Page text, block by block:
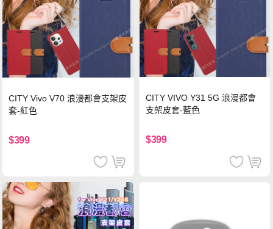
CITY Vivo V70 浪漫都會支架皮
套-紅色
$399
CITY VIVO Y31 5G 浪漫都會
支架皮套-藍色
$399